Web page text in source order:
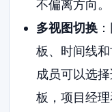
不偏离方向。
多视图切换
板、时间线
成员可以选
板，项目经理